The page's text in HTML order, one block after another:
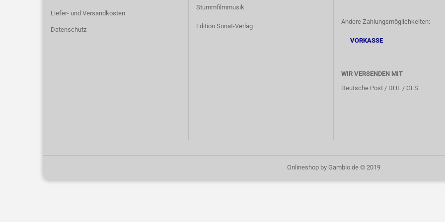
Liefer- und Versandkosten
Datenschutz
Stummfilmmusik
Edition Sonat-Verlag
Andere Zahlungsmöglichkeiten:
VORKASSE
WIR VERSENDEN MIT
Deutsche Post / DHL / GLS
Onlineshop by Gambio.de © 2019